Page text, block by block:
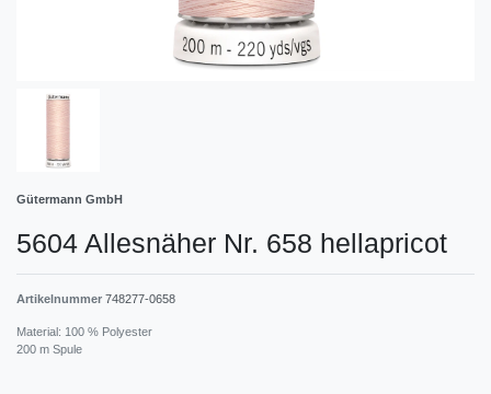
Gütermann GmbH
5604 Allesnäher Nr. 658 hellapricot
Artikelnummer 748277-0658
Material: 100 % Polyester
200 m Spule